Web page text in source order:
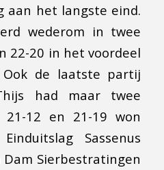
aan het langste eind.
wederom in twee
22-20 in het voordeel
Ook de laatste partij
had maar twee
21-12 en 21-19 won
Sassenus
Dam Sierbestratingen